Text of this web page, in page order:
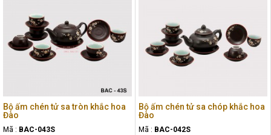
Bộ ấm chén tử sa tròn khắc hoa
Đào
Mã : BAC-043S
Bộ ấm chén tử sa chóp khắc hoa
Đào
Mã : BAC-042S